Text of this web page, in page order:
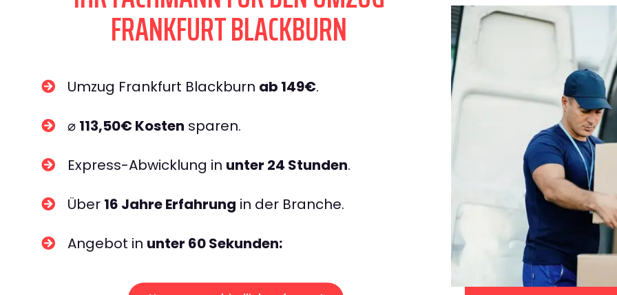
FRANKFURT BLACKBURN
Umzug Frankfurt Blackburn ab 149€.
⌀ 113,50€ Kosten sparen.
Express-Abwicklung in unter 24 Stunden.
Über 16 Jahre Erfahrung in der Branche.
Angebot in unter 60 Sekunden: